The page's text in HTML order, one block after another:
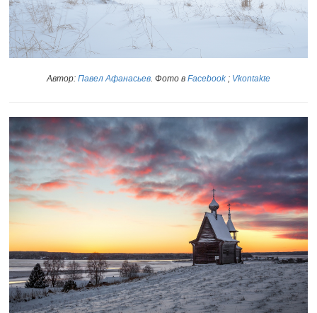
Автор: Павел Афанасьев. Фото в Facebook; Vkontakte